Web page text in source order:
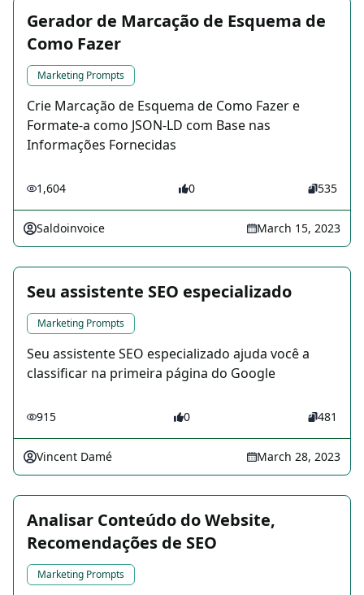
Gerador de Marcação de Esquema de
Como Fazer
Marketing Prompts
Crie Marcação de Esquema de Como Fazer e
Formate-a como JSON-LD com Base nas
Informações Fornecidas
1,604 0 535
Saldoinvoice March 15, 2023
Seu assistente SEO especializado
Marketing Prompts
Seu assistente SEO especializado ajuda você a
classificar na primeira página do Google
915 0 481
Vincent Damé March 28, 2023
Analisar Conteúdo do Website,
Recomendações de SEO
Marketing Prompts